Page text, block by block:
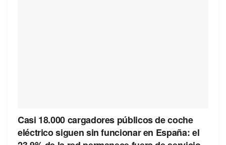
Casi 18.000 cargadores públicos de coche
eléctrico siguen sin funcionar en España: el